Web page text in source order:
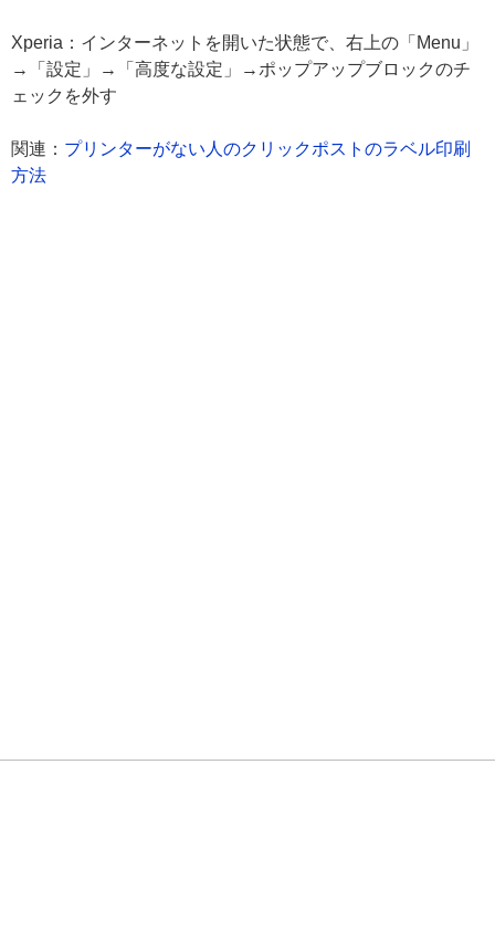
Xperia：インターネットを開いた状態で、右上の「Menu」
→「設定」→「高度な設定」→ポップアップブロックのチ
ェックを外す
関連： プリンターがない人のクリックポストのラベル印刷
方法